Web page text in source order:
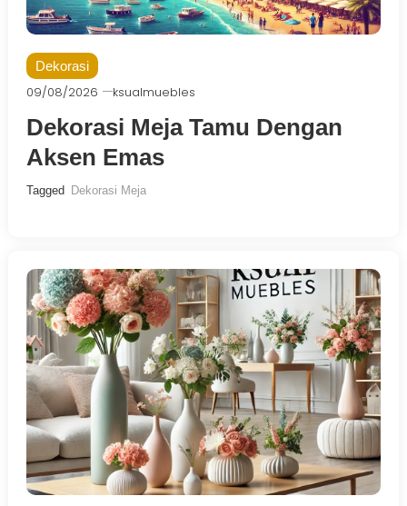
Dekorasi
09/08/2026 ksualmuebles
Dekorasi Meja Tamu Dengan
Aksen Emas
Tagged Dekorasi Meja